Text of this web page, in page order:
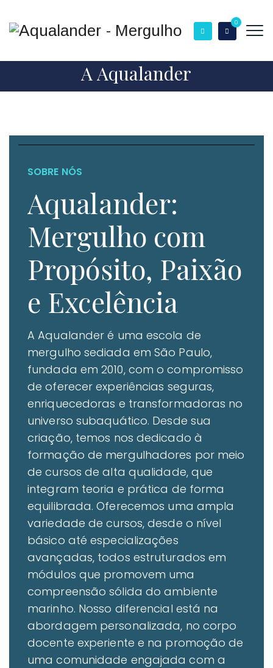
0
A Aqualander
SOBRE NÓS
Aqualander:
Mergulho com
Propósito, Paixão
e Excelência
A Aqualander é uma escola de
mergulho sediada em São Paulo,
fundada em 2010, com o compromisso
de oferecer experiências seguras,
enriquecedoras e transformadoras no
universo subaquático. Desde sua
criação, temos nos dedicado à
formação de mergulhadores por meio
de cursos de alta qualidade, que
integram teoria e prática de forma
equilibrada. Oferecemos uma ampla
variedade de cursos, desde o nível
básico até especializações
avançadas, todos estruturados em
módulos que promovem uma
compreensão sólida do ambiente
marinho. Nosso diferencial está na
abordagem personalizada, no corpo
docente experiente e na promoção de
uma comunidade engajada com a